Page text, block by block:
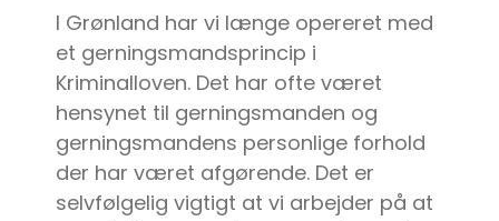
I Grønland har vi længe opereret med
et gerningsmandsprincip i
Kriminalloven. Det har ofte været
hensynet til gerningsmanden og
gerningsmandens personlige forhold
der har været afgørende. Det er
selvfølgelig vigtigt at vi arbejder på at